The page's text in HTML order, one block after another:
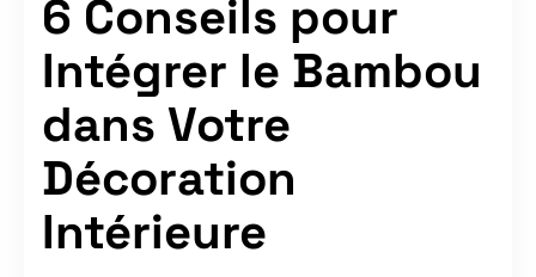
6 Conseils pour
Intégrer le Bambou
dans Votre
Décoration
Intérieure